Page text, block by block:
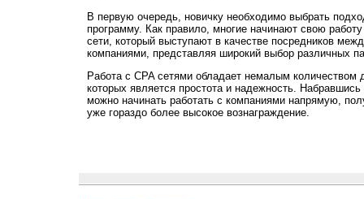
В первую очередь, новичку необходимо выбрать
программу. Как правило, многие начинают свою
сети, который выступают в качестве посредников
компаниями, представляя широкий выбор различных
Работа с CPA сетями обладает немалым количеством
которых является простота и надежность.
можно начинать работать с компаниями напрямую,
уже гораздо более высокое вознаграждение.